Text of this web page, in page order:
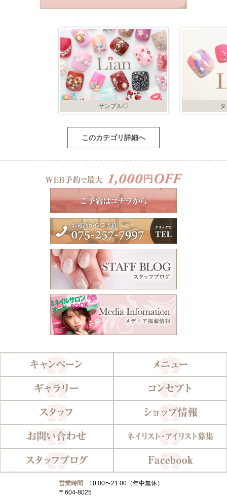
サンプル♡
このカテゴリ詳細へ
営業時間
10:00〜21:00（年中無休）
〒604-8025